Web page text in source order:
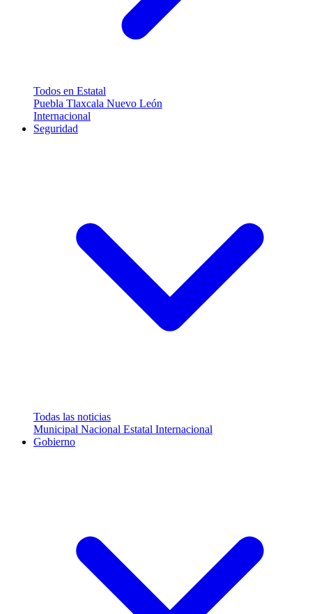
Todos en Estatal
Puebla Tlaxcala Nuevo León
Internacional
Seguridad
Todas las noticias
Municipal Nacional Estatal Internacional
Gobierno